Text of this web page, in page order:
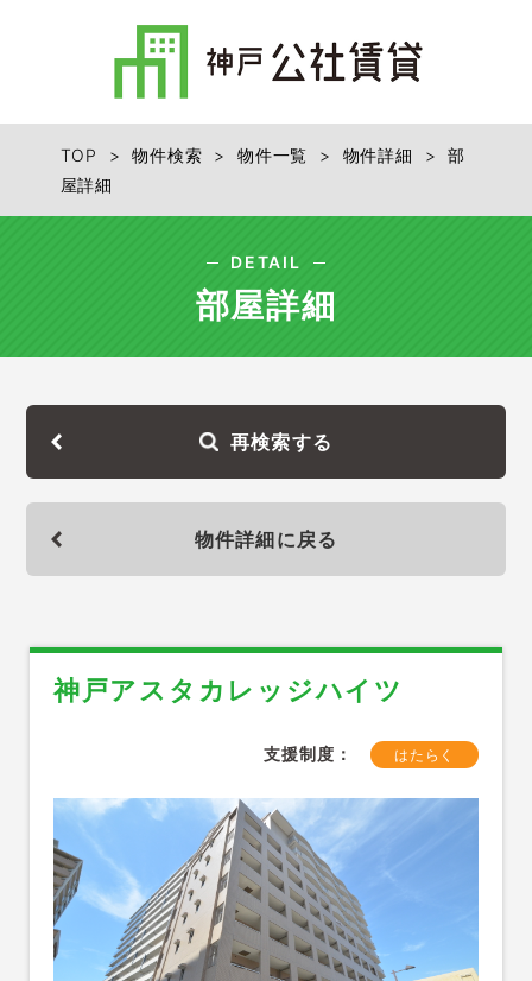
TOP >物件検索 > 物件一覧 > 物件詳細
> 部
屋詳細
DETAIL
部屋詳細
再検索する
物件詳細に戻る
神戸アスタカレッジハイツ
支援制度： はたらく